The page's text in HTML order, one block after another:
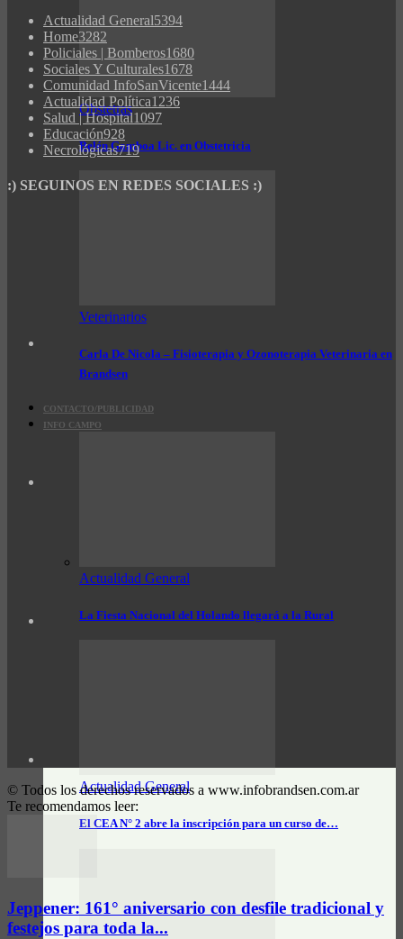
Obstetras
Belén Gamboa Lic. en Obstetricia
Veterinarios
Carla De Nicola – Fisioterapia y Ozonoterapia Veterinaria en
Brandsen
CONTACTO/PUBLICIDAD
INFO CAMPO
Actualidad General
La Fiesta Nacional del Holando llegará a la Rural
Actualidad General
El CEA N° 2 abre la inscripción para un curso de…
Actualidad General5394
Home3282
Policiales | Bomberos1680
Sociales Y Culturales1678
Comunidad InfoSanVicente1444
Actualidad Política1236
Salud | Hospital1097
Educación928
Necrológicas719
:) SEGUINOS EN REDES SOCIALES :)
© Todos los derechos reservados a www.infobrandsen.com.ar
Te recomendamos leer:
Jeppener: 161° aniversario con desfile tradicional y
festejos para toda la...